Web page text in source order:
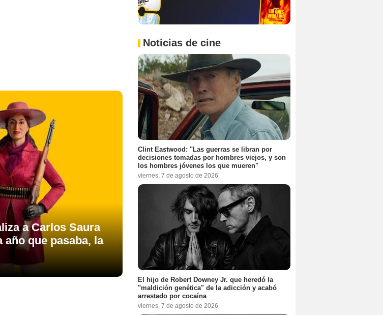
a Carlos Saura
año que pasaba, la
Noticias de cine
Clint Eastwood: "Las guerras se libran por
decisiones tomadas por hombres viejos, y son
los hombres jóvenes los que mueren"
viernes, 7 de agosto de 2026
El hijo de Robert Downey Jr. que heredó la
"maldición genética" de la adicción y acabó
arrestado por cocaína
viernes, 7 de agosto de 2026